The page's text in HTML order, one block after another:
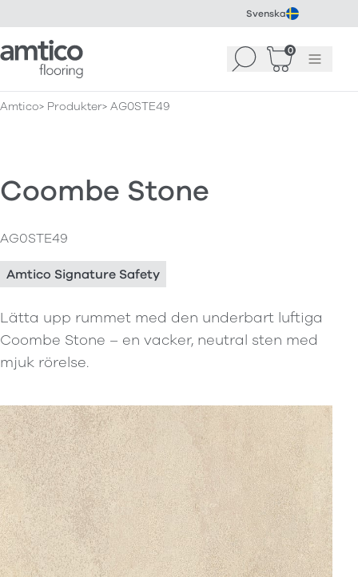
Svenska
Amtico Flooring Sök 0
Korg 0)Meny
Amtico Produkter AG0STE49
Coombe Stone
AG0STE49
Amtico Signature Safety
Lätta upp rummet med den underbart luftiga
Coombe Stone – en vacker, neutral sten med
mjuk rörelse.